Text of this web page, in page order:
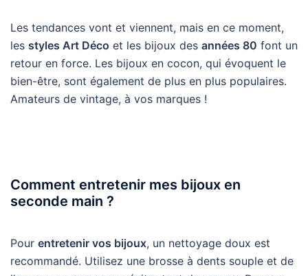
Les tendances vont et viennent, mais en ce moment,
les styles Art Déco et les bijoux des années 80 font un
retour en force. Les bijoux en cocon, qui évoquent le
bien-être, sont également de plus en plus populaires.
Amateurs de vintage, à vos marques !
Comment entretenir mes bijoux en
seconde main ?
Pour entretenir vos bijoux, un nettoyage doux est
recommandé. Utilisez une brosse à dents souple et de